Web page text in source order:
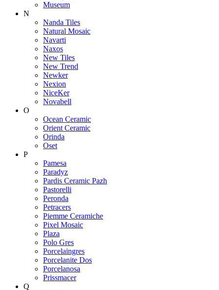
Museum
N
Nanda Tiles
Natural Mosaic
Navarti
Naxos
New Tiles
New Trend
Newker
Nexion
NiceKer
Novabell
O
Ocean Ceramic
Orient Ceramic
Orinda
Oset
P
Pamesa
Paradyz
Pardis Ceramic Pazh
Pastorelli
Peronda
Petracers
Piemme Ceramiche
Pixel Mosaic
Plaza
Polo Gres
Porcelaingres
Porcelanite Dos
Porcelanosa
Prissmacer
Q